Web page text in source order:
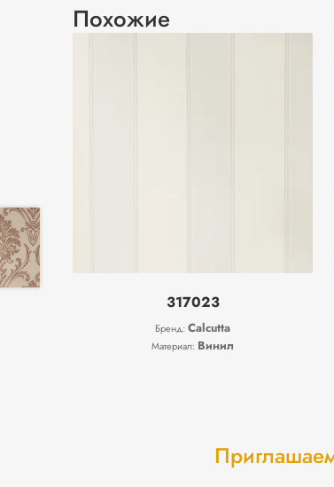
Похожие
317023
Бренд:Calcutta
Материал: Винил